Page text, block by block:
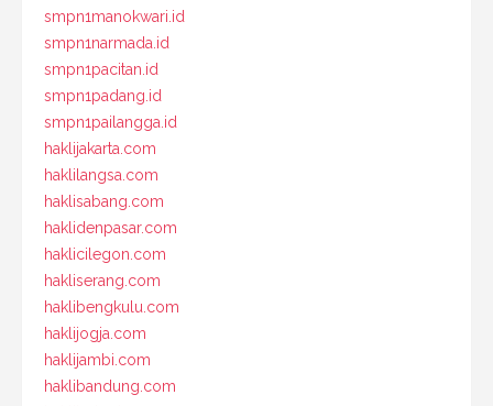
smpn1manokwari.id
smpn1narmada.id
smpn1pacitan.id
smpn1padang.id
smpn1pailangga.id
haklijakarta.com
haklilangsa.com
haklisabang.com
haklidenpasar.com
haklicilegon.com
hakliserang.com
haklibengkulu.com
haklijogja.com
haklijambi.com
haklibandung.com